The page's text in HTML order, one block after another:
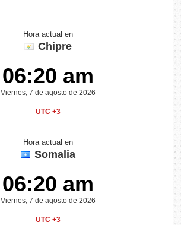
Hora actual en
Chipre
06:20 am
Viernes, 7 de agosto de 2026
UTC +3
Hora actual en
Somalia
06:20 am
Viernes, 7 de agosto de 2026
UTC +3